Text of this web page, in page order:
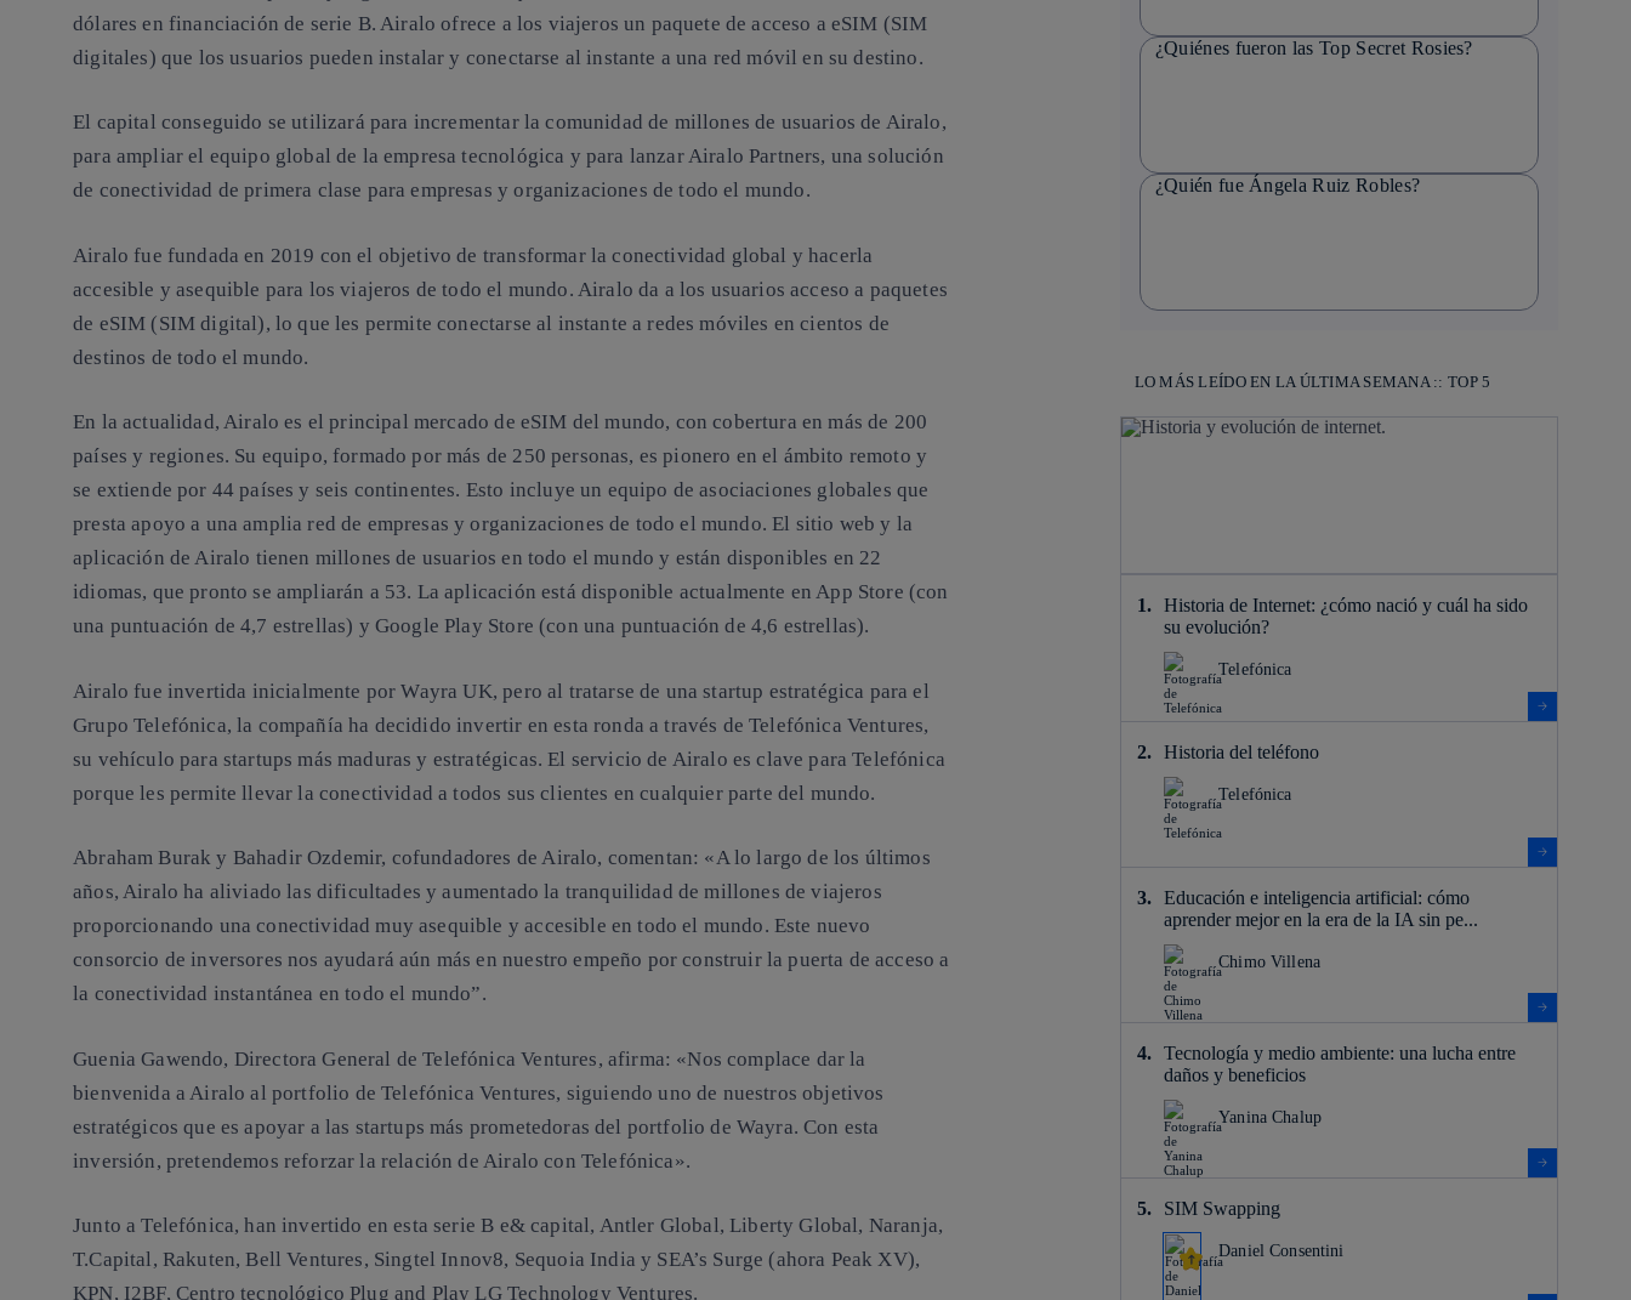
dólares en financiación de serie B. Airalo ofrece a los viajeros un paquete de acceso a eSIM (SIM
digitales) que los usuarios pueden instalar y conectarse al instante a una red móvil en su destino.
El capital conseguido se utilizará para incrementar la comunidad de millones de usuarios de Airalo,
para ampliar el equipo global de la empresa tecnológica y para lanzar Airalo Partners, una solución
de conectividad de primera clase para empresas y organizaciones de todo el mundo.
Airalo fue fundada en 2019 con el objetivo de transformar la conectividad global y hacerla
accesible y asequible para los viajeros de todo el mundo. Airalo da a los usuarios acceso a paquetes
de eSIM (SIM digital), lo que les permite conectarse al instante a redes móviles en cientos de
destinos de todo el mundo.
En la actualidad, Airalo es el principal mercado de eSIM del mundo, con cobertura en más de 200
países y regiones. Su equipo, formado por más de 250 personas, es pionero en el ámbito remoto y
se extiende por 44 países y seis continentes. Esto incluye un equipo de asociaciones globales que
presta apoyo a una amplia red de empresas y organizaciones de todo el mundo. El sitio web y la
aplicación de Airalo tienen millones de usuarios en todo el mundo y están disponibles en 22
idiomas, que pronto se ampliarán a 53. La aplicación está disponible actualmente en App Store (con
una puntuación de 4,7 estrellas) y Google Play Store (con una puntuación de 4,6 estrellas).
Airalo fue invertida inicialmente por Wayra UK, pero al tratarse de una startup estratégica para el
Grupo Telefónica, la compañía ha decidido invertir en esta ronda a través de Telefónica Ventures,
su vehículo para startups más maduras y estratégicas. El servicio de Airalo es clave para Telefónica
porque les permite llevar la conectividad a todos sus clientes en cualquier parte del mundo.
Abraham Burak y Bahadir Ozdemir, cofundadores de Airalo, comentan: «A lo largo de los últimos
años, Airalo ha aliviado las dificultades y aumentado la tranquilidad de millones de viajeros
proporcionando una conectividad muy asequible y accesible en todo el mundo. Este nuevo
consorcio de inversores nos ayudará aún más en nuestro empeño por construir la puerta de acceso a
la conectividad instantánea en todo el mundo”.
Guenia Gawendo, Directora General de Telefónica Ventures, afirma: «Nos complace dar la
bienvenida a Airalo al portfolio de Telefónica Ventures, siguiendo uno de nuestros objetivos
estratégicos que es apoyar a las startups más prometedoras del portfolio de Wayra. Con esta
inversión, pretendemos reforzar la relación de Airalo con Telefónica».
Junto a Telefónica, han invertido en esta serie B e& capital, Antler Global, Liberty Global, Naranja,
T.Capital, Rakuten, Bell Ventures, Singtel Innov8, Sequoia India y SEA’s Surge (ahora Peak XV),
KPN, I2BF, Centro tecnológico Plug and Play LG Technology Ventures.
¿Quiénes fueron las Top Secret Rosies?
¿Quién fue Ángela Ruiz Robles?
LO MÁS LEÍDO EN LA ÚLTIMA SEMANA :: TOP 5
Historia de Internet: ¿cómo nació y cuál ha sido
su evolución?
Telefónica
Historia del teléfono
Telefónica
Educación e inteligencia artificial: cómo
aprender mejor en la era de la IA sin pe...
Chimo Villena
Tecnología y medio ambiente: una lucha entre
daños y beneficios
Yanina Chalup
SIM Swapping
Daniel Consentini